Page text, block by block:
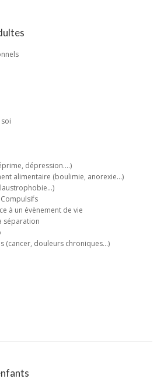
dépression….)
alimentaire (boulimie, anorexie…)
à un évènement de vie
séparation
(cancer, douleurs chroniques…)